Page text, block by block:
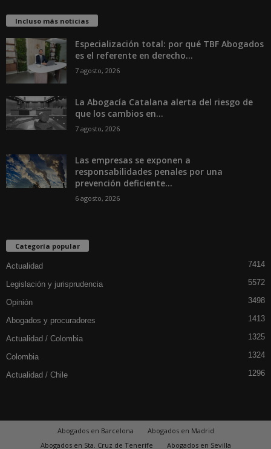
Incluso más noticias
Especialización total: por qué TBF Abogados
es el referente en derecho...
7 agosto, 2026
La Abogacía Catalana alerta del riesgo de
que los cambios en...
7 agosto, 2026
Las empresas se exponen a
responsabilidades penales por una
prevención deficiente...
6 agosto, 2026
Categoría popular
Actualidad 7414
Legislación y jurisprudencia 5572
Opinión 3498
Abogados y procuradores 1413
Actualidad / Colombia 1325
Colombia 1324
Actualidad / Chile 1296
Abogados en Barcelona
Abogados en Madrid
Abogados en Sta. Cruz de Tenerife
Abogados en Sevilla